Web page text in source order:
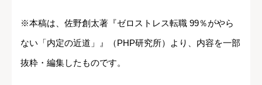
※本稿は、佐野創太著『ゼロストレス転職 99％がやら
ない「内定の近道」』（PHP研究所）より、内容を一部
抜粋・編集したものです。